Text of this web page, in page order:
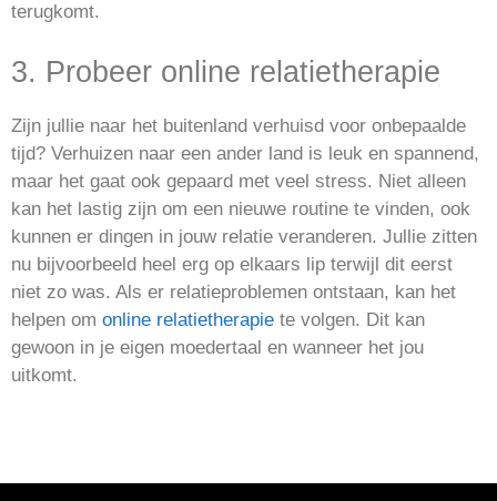
terugkomt.
3. Probeer online relatietherapie
Zijn jullie naar het buitenland verhuisd voor onbepaalde
tijd? Verhuizen naar een ander land is leuk en spannend,
maar het gaat ook gepaard met veel stress. Niet alleen
kan het lastig zijn om een nieuwe routine te vinden, ook
kunnen er dingen in jouw relatie veranderen. Jullie zitten
nu bijvoorbeeld heel erg op elkaars lip terwijl dit eerst
niet zo was. Als er relatieproblemen ontstaan, kan het
helpen om online relatietherapie te volgen. Dit kan
gewoon in je eigen moedertaal en wanneer het jou
uitkomt.